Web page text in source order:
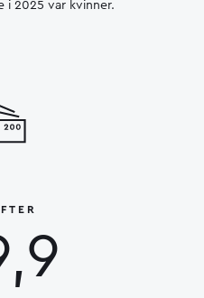
i 2025 var kvinner.